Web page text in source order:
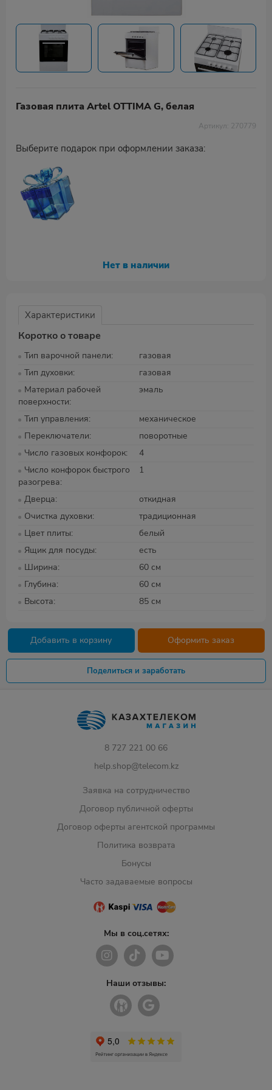
Газовая плита Artel OTTIMA G, белая
Артикул: 270779
Выберите подарок при оформлении заказа:
Нет в наличии
Характеристики
Коротко о товаре
Тип варочной панели
газовая
Тип духовки
газовая
Материал рабочей
поверхности
эмаль
Тип управления
механическое
Переключатели
поворотные
Число газовых конфорок
4
Число конфорок быстрого
разогрева
1
Дверца
откидная
Очистка духовки
традиционная
Цвет плиты
белый
Ящик для посуды
есть
Ширина
60 см
Глубина
60 см
Высота
85 см
Добавить в корзину Оформить заказ
Поделиться и заработать
8 727 221 00 66
help.shop@telecom.kz
Заявка на сотрудничество
Договор публичной оферты
Договор оферты агентской программы
Политика возврата
Бонусы
Часто задаваемые вопросы
Мы в соц.сетях:
Наши отзывы: